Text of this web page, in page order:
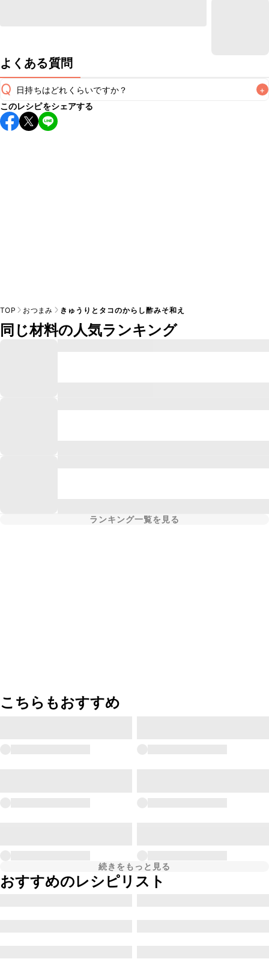
よくある質問
Q 日持ちはどれくらいですか？ +
保存期間は冷蔵で当日中が目安です。なるべくお早めにお召
し上がりください。
このレシピをシェアする
TOP おつまみ きゅうりとタコのからし酢みそ和え
同じ材料の人気ランキング
ランキング一覧を見る
こちらもおすすめ
続きをもっと見る
おすすめのレシピリスト